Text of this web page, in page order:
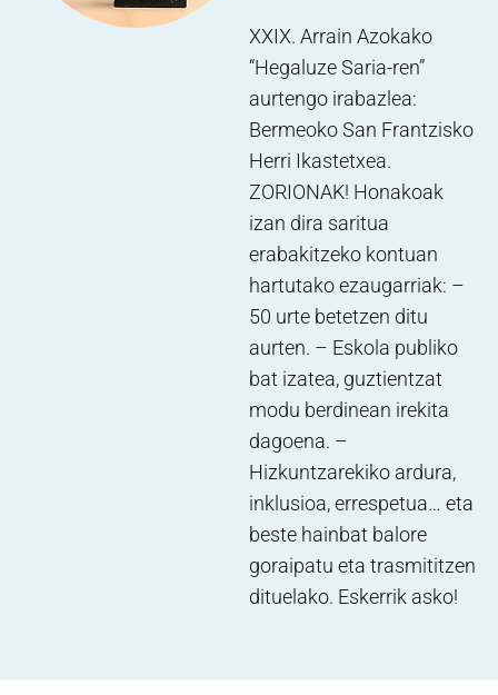
XXIX. Arrain Azokako
“Hegaluze Saria-ren”
aurtengo irabazlea:
Bermeoko San Frantzisko
Herri Ikastetxea.
ZORIONAK! Honakoak
izan dira saritua
erabakitzeko kontuan
hartutako ezaugarriak: –
50 urte betetzen ditu
aurten. – Eskola publiko
bat izatea, guztientzat
modu berdinean irekita
dagoena. –
Hizkuntzarekiko ardura,
inklusioa, errespetua… eta
beste hainbat balore
goraipatu eta trasmititzen
dituelako. Eskerrik asko!